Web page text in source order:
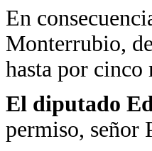
En
Monterrubio,
hasta por cinco
El diputado
permiso, señor